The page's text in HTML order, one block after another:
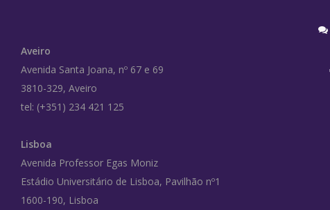
Aveiro
Avenida Santa Joana, nº 67 e 69
3810-329, Aveiro
tel: (+351) 234 421 125
Lisboa
Avenida Professor Egas Moniz
Estádio Universitário de Lisboa, Pavilhão nº1
1600-190, Lisboa